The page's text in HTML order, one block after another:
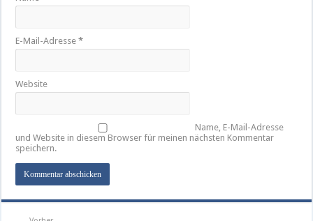
E-Mail-Adresse*
Website
Name, E-Mail-Adresse
und Website in diesem Browser für meinen nächsten Kommentar
speichern.